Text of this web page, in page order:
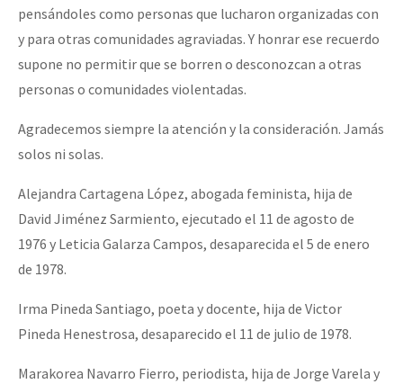
pensándoles como personas que lucharon organizadas con
y para otras comunidades agraviadas. Y honrar ese recuerdo
supone no permitir que se borren o desconozcan a otras
personas o comunidades violentadas.
Agradecemos siempre la atención y la consideración. Jamás
solos ni solas.
Alejandra Cartagena López, abogada feminista, hija de
David Jiménez Sarmiento, ejecutado el 11 de agosto de
1976 y Leticia Galarza Campos, desaparecida el 5 de enero
de 1978.
Irma Pineda Santiago, poeta y docente, hija de Victor
Pineda Henestrosa, desaparecido el 11 de julio de 1978.
Marakorea Navarro Fierro, periodista, hija de Jorge Varela y